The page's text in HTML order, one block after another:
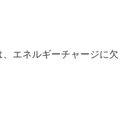
エネルギーチャージに欠